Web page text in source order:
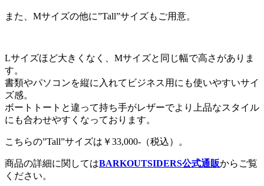
また、Mサイズの他に”Tall”サイズもご用意。
Lサイズほど大きくなく、Mサイズと同じ幅で高さがありま
す。
書類やパソコンを縦に入れてビジネス用にも使いやすいサイ
ズ感。
ボートトートと違って持ち手がレザーでより上品なスタイル
にも合わせやすくなっております。
こちらの”Tall”サイズは￥33,000-（税込）。
商品の詳細に関してはBARKOUTSIDERS公式通販からご覧
ください。